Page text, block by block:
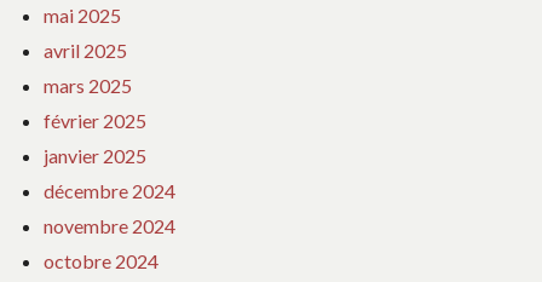
mai 2025
avril 2025
mars 2025
février 2025
janvier 2025
décembre 2024
novembre 2024
octobre 2024